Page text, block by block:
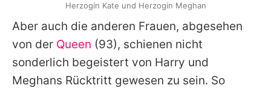
Aber auch die anderen Frauen, abgesehen
von der Queen (93), schienen nicht
sonderlich begeistert von Harry und
Meghans Rücktritt gewesen zu sein. So
Herzogin Kate und Herzogin Meghan